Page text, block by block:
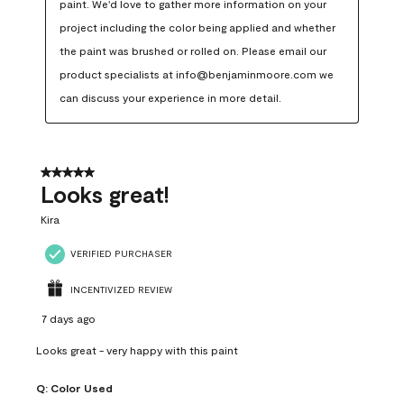
paint. We'd love to gather more information on your
project including the color being applied and whether
the paint was brushed or rolled on. Please email our
product specialists at info@benjaminmoore.com we
can discuss your experience in more detail.
5 out of 5 stars.
Looks great!
Kira
VERIFIED PURCHASER
INCENTIVIZED REVIEW
7 days ago
Looks great - very happy with this paint
Q: Color Used